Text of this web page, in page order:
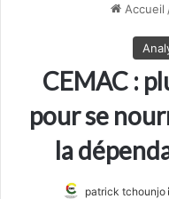
Accueil
CEMAC :
pour se
la
patrick tchounjo